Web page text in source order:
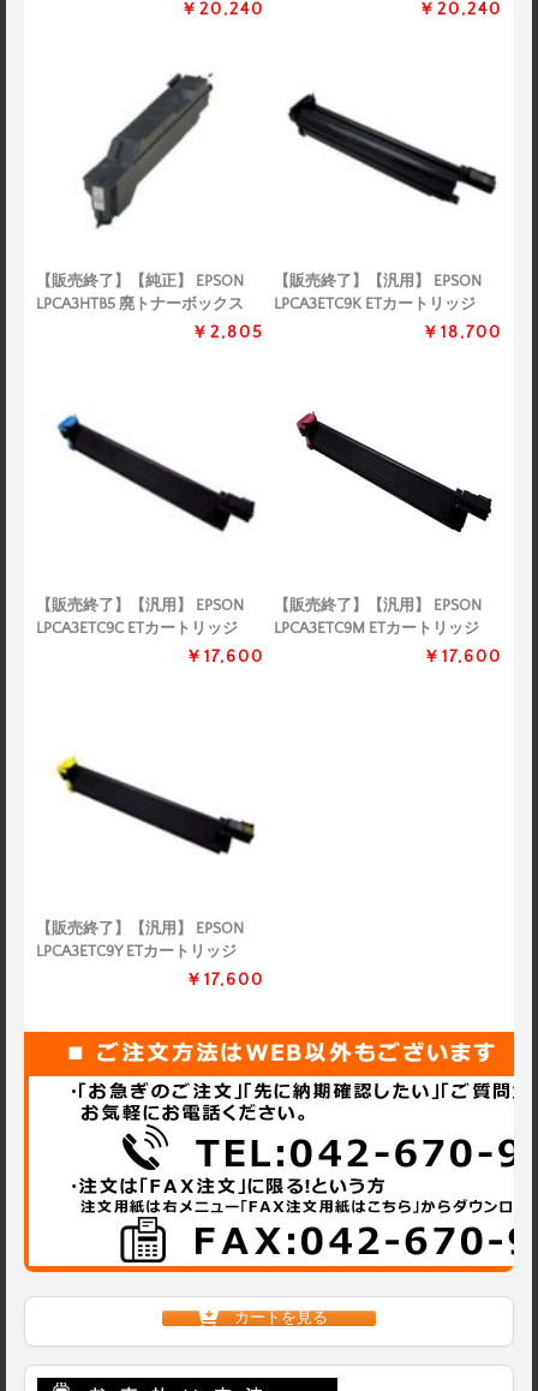
￥20,240 ￥20,240
【販売終了】【純正】 EPSON
LPCA3HTB5 廃トナーボックス
￥2,805
【販売終了】【汎用】 EPSON
LPCA3ETC9K ETカートリッジ
￥18,700
【販売終了】【汎用】 EPSON
LPCA3ETC9C ETカートリッジ
￥17,600
【販売終了】【汎用】 EPSON
LPCA3ETC9M ETカートリッジ
￥17,600
【販売終了】【汎用】 EPSON
LPCA3ETC9Y ETカートリッジ
￥17,600
カートを見る